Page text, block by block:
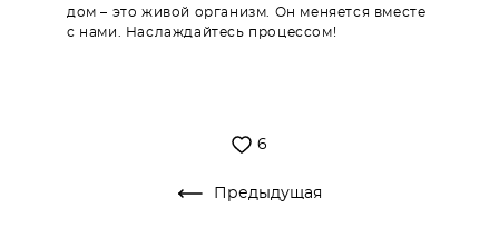
дом – это живой организм. Он меняется вместе
с нами. Наслаждайтесь процессом!
6
Предыдущая